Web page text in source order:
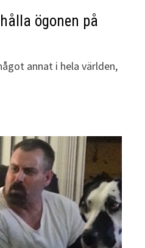
ögonen på
annat i hela världen,